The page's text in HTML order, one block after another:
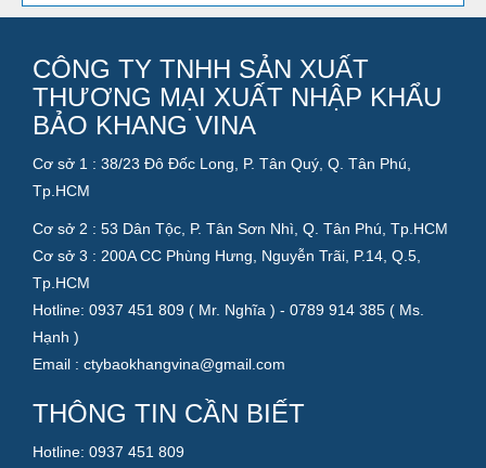
CÔNG TY TNHH SẢN XUẤT
THƯƠNG MẠI XUẤT NHẬP KHẨU
BẢO KHANG VINA
Cơ sở 1 : 38/23 Đô Đốc Long, P. Tân Quý, Q. Tân Phú,
Tp.HCM
Cơ sở 2 : 53 Dân Tộc, P. Tân Sơn Nhì, Q. Tân Phú, Tp.HCM
Cơ sở 3 : 200A CC Phùng Hưng, Nguyễn Trãi, P.14, Q.5,
Tp.HCM
Hotline: 0937 451 809 ( Mr. Nghĩa ) - 0789 914 385 ( Ms.
Hạnh )
Email : ctybaokhangvina@gmail.com
THÔNG TIN CẦN BIẾT
Hotline: 0937 451 809